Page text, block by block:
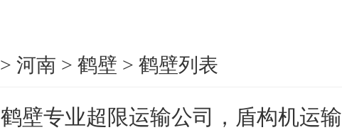
> 河南 > 鹤壁 > 鹤壁列表
鹤壁专业超限运输公司，盾构机运输